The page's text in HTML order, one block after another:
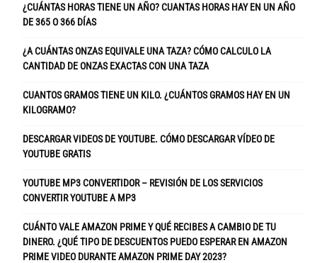
¿CUÁNTAS HORAS TIENE UN AÑO? CUANTAS HORAS HAY EN UN AÑO
DE 365 O 366 DÍAS
¿A CUÁNTAS ONZAS EQUIVALE UNA TAZA? CÓMO CALCULO LA
CANTIDAD DE ONZAS EXACTAS CON UNA TAZA
CUANTOS GRAMOS TIENE UN KILO. ¿CUÁNTOS GRAMOS HAY EN UN
KILOGRAMO?
DESCARGAR VIDEOS DE YOUTUBE. CÓMO DESCARGAR VÍDEO DE
YOUTUBE GRATIS
YOUTUBE MP3 CONVERTIDOR – REVISIÓN DE LOS SERVICIOS
CONVERTIR YOUTUBE A MP3
CUÁNTO VALE AMAZON PRIME Y QUÉ RECIBES A CAMBIO DE TU
DINERO. ¿QUÉ TIPO DE DESCUENTOS PUEDO ESPERAR EN AMAZON
PRIME VIDEO DURANTE AMAZON PRIME DAY 2023?